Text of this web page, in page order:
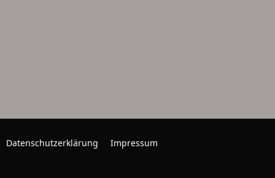
Datenschutzerklärung Impressum